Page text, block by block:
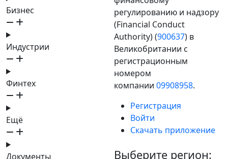
Бизнес
Индустрии
Финтех
Ещё
Документы
регулированию и надзору
(Financial Conduct
Authority) (900637) в
Великобритании с
регистрационным
номером
компании 09908958.
Регистрация
Войти
Скачать приложение
Выберите регион: